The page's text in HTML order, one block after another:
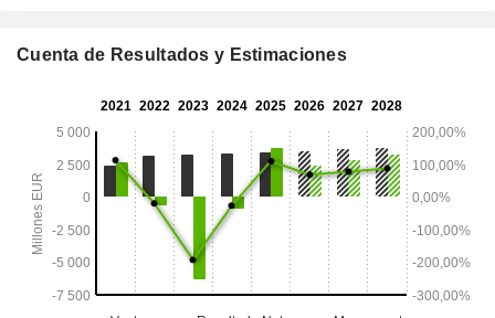
Cuenta de Resultados y Estimaciones